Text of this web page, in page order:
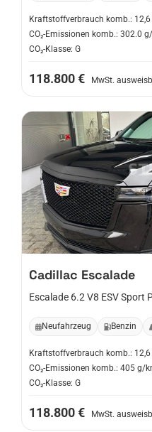
Kraftstoffverbrauch komb.:
CO₂-Emissionen komb.: 302.0
CO₂-Klasse: G
118.800 € MwSt.
Cadillac Escalade
Escalade 6.2 V8 ESV Sport
Neufahrzeug Benzin
Kraftstoffverbrauch komb.:
CO₂-Emissionen komb.: 405 g/
CO₂-Klasse: G
118.800 € MwSt.